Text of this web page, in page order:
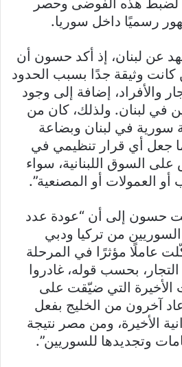
لضبط هذه الفوضى وحصر
رسميًا داخل سوريا.
عن لبنان، إذ أكد حسون أن
كانت وثيقة جدًا بسبب الحدود
والأفراد، إضافة إلى وجود
في لبنان. ولذلك، كان من
سورية في لبنان وبضاعة
ما جعل أي قرار تنظيمي في
السوق اللبنانية، سواء
العمولات أو المصنعية”.
حسون إلى أن “عودة عدد
من تركيا ودبي
عاملًا مؤثرًا في المرحلة
بحسب قوله، غادروا
الأخيرة التي ضيّقت على
عاد آخرون من الخليج بفعل
الأخيرة، ومن مصر نتيجة
وتجديدها للسوريين”.